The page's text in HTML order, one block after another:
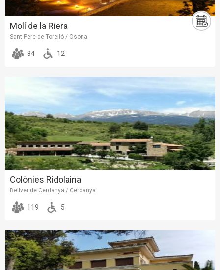
Molí de la Riera
Sant Pere de Torelló / Osona
84 12
Colònies Ridolaina
Bellver de Cerdanya / Cerdanya
119 5